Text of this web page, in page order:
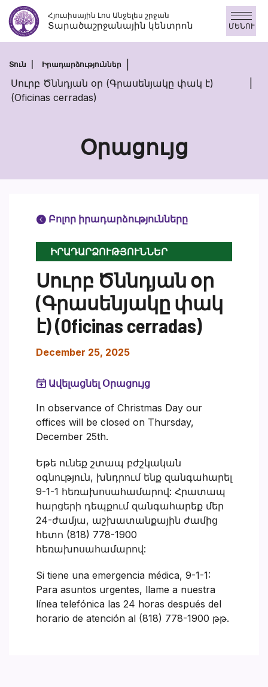
Անցնել
բովանդակությանըՀյուսիսային Լոս Անջելես շրջան
Տարածաշրջանային կենտրոն ՄԵՆՈՒ
Տուն Իրադարձություններ
Սուրբ Ծննդյան օր (Գրասենյակը փակ է)
(Oficinas cerradas)
Օրացույց
Բոլոր իրադարձությունները
ԻՐԱԴԱՐՁՈՒԹՅՈՒՆՆԵՐ
Սուրբ Ծննդյան օր
(Գրասենյակը փակ
է) (Oficinas cerradas)
December 25, 2025
Ավելացնել Օրացույց
In observance of Christmas Day our
offices will be closed on Thursday,
December 25th.
Եթե ունեք շտապ բժշկական
օգնություն, խնդրում ենք զանգահարել
9-1-1 հեռախոսահամարով: Հրատապ
հարցերի դեպքում զանգահարեք մեր
24-ժամյա, աշխատանքային ժամից
հետո (818) 778-1900
հեռախոսահամարով:
Si tiene una emergencia médica, 9-1-1:
Para asuntos urgentes, llame a nuestra
línea telefónica las 24 horas después del
horario de atención al (818) 778-1900 թթ.